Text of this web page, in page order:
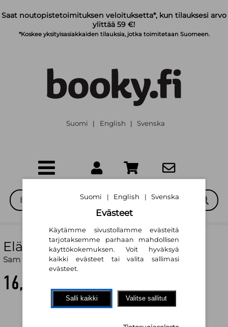
Saat noutopistetoimituksen veloituksetta*, kun tilauksesi arvo
ylittää 59 €!
*Koskee yksityisasiakkaiden tilauksia, jotka toimitetaan Suomeen.
Suomi | English | Svenska
Eläinorkesteri äänessä
Sam Taplin
16,90 €
Suomi | English | Svenska
Evästeet
Käytämme sivustollamme evästeitä
tarjotaksemme parhaan mahdollisen
käyttökokemuksen. Voit hyväksyä
kaikki evästeet tai valita sallimasi
evästeet.
Salli kaikki Valitse sallitut